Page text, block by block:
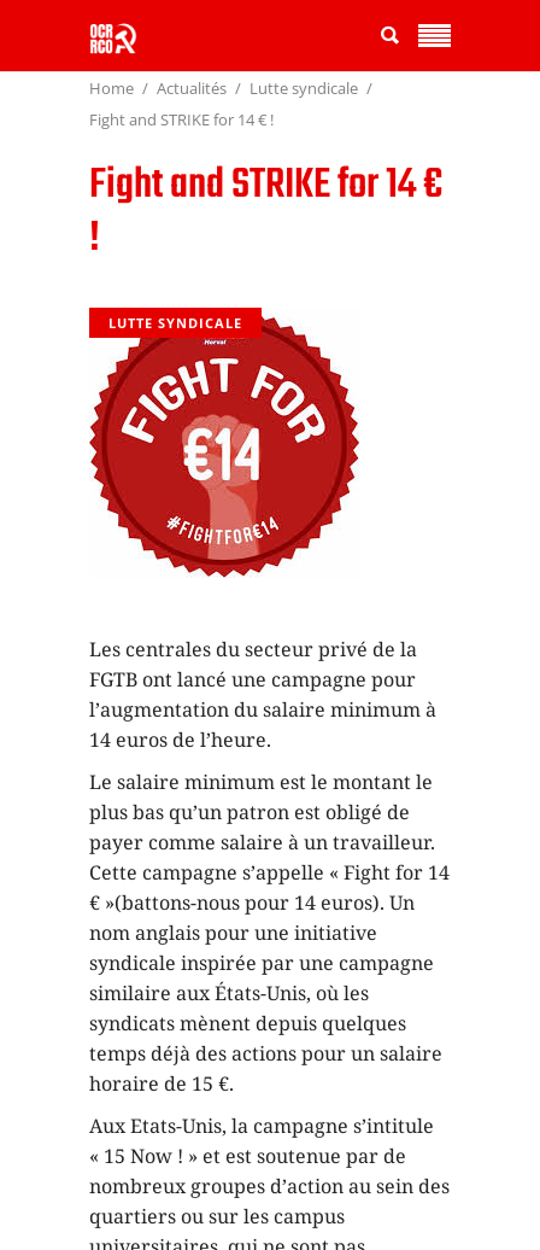
Home Actualités
Lutte syndicale
Fight and STRIKE for 14 € !
Fight and STRIKE for 14 €
!
LUTTE SYNDICALE
Les centrales du secteur privé de la
FGTB ont lancé une campagne pour
l’augmentation du salaire minimum à
14 euros de l’heure.
Le salaire minimum est le montant le
plus bas qu’un patron est obligé de
payer comme salaire à un travailleur.
Cette campagne s’appelle « Fight for 14
€ »(battons-nous pour 14 euros). Un
nom anglais pour une initiative
syndicale inspirée par une campagne
similaire aux États-Unis, où les
syndicats mènent depuis quelques
temps déjà des actions pour un salaire
horaire de 15 €.
Aux Etats-Unis, la campagne s’intitule
« 15 Now ! » et est soutenue par de
nombreux groupes d’action au sein des
quartiers ou sur les campus